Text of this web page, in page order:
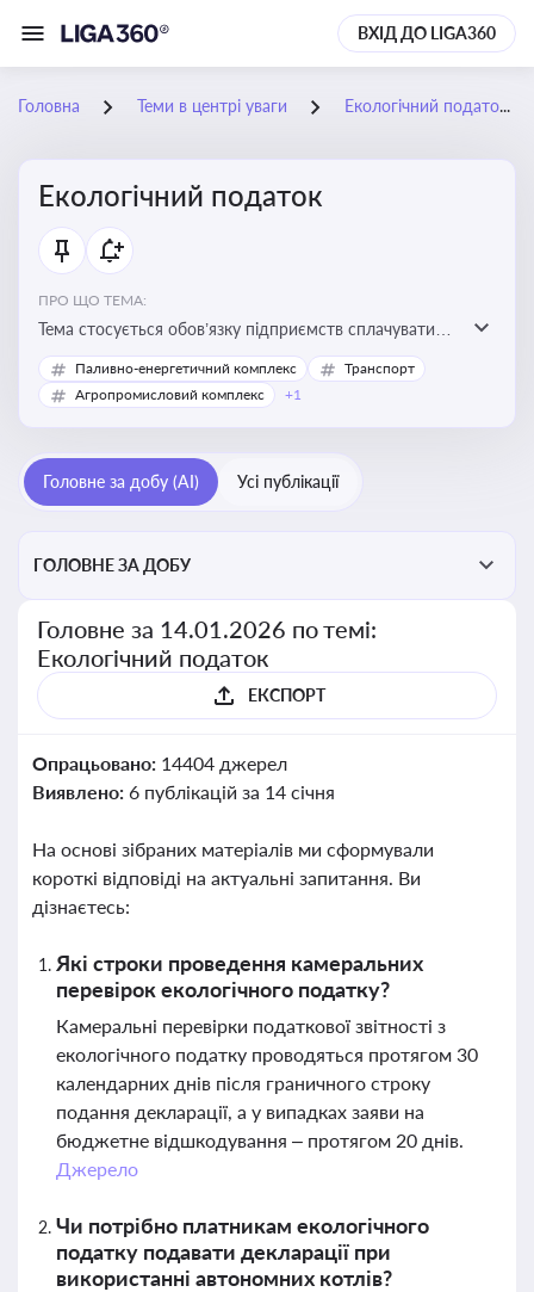
ВХІД ДО LIGA360
Головна Теми в центрі уваги Екологічний податок
Екологічний податок
ПРО ЩО ТЕМА:
Тема стосується обов’язку підприємств сплачувати
екологічний податок за забруднення довкілля. Вона
важлива для екологічного контролю бізнесу,
Паливно-енергетичний комплекс
Транспорт
Агропромисловий комплекс
+1
Головне за добу (AI) Усі публікації
ГОЛОВНЕ ЗА ДОБУ
Головне за 14.01.2026 по темі:
Екологічний податок
ЕКСПОРТ
Опрацьовано: 14404 джерел
Виявлено: 6 публікацій за 14 січня
На основі зібраних матеріалів ми сформували
короткі відповіді на актуальні запитання. Ви
дізнаєтесь:
Які строки проведення камеральних
перевірок екологічного податку?
Камеральні перевірки податкової звітності з
екологічного податку проводяться протягом 30
календарних днів після граничного строку
подання декларації, а у випадках заяви на
бюджетне відшкодування – протягом 20 днів.
Джерело
Чи потрібно платникам екологічного
податку подавати декларації при
використанні автономних котлів?